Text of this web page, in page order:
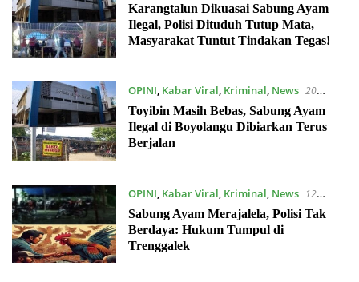
October 2025
Karangtalun Dikuasai Sabung Ayam
Ilegal, Polisi Dituduh Tutup Mata,
Masyarakat Tuntut Tindakan Tegas!
OPINI, Kabar Viral, Kriminal, News 20
October 2025
Toyibin Masih Bebas, Sabung Ayam
Ilegal di Boyolangu Dibiarkan Terus
Berjalan
OPINI Kabar Viral Kriminal News
12
October 2025
Sabung Ayam Merajalela, Polisi Tak
Berdaya: Hukum Tumpul di
Trenggalek